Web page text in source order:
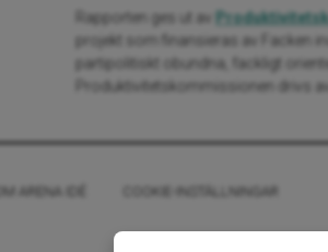
Rapporten ges ut av
projekt som finansieras av Facken
partipolitiskt obundna, fackligt
Produktivitetskommissionen drivs
OM ARENA IDÉ COOKIE-INSTÄLLNINGAR